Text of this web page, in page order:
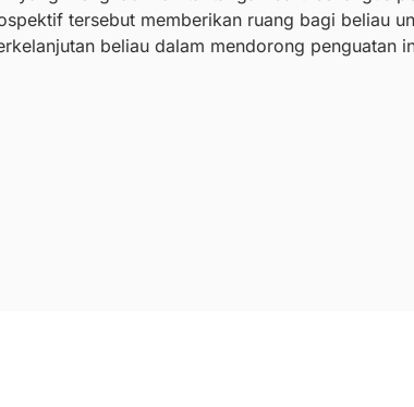
tersebut memberikan ruang bagi beliau
beliau dalam mendorong penguatan